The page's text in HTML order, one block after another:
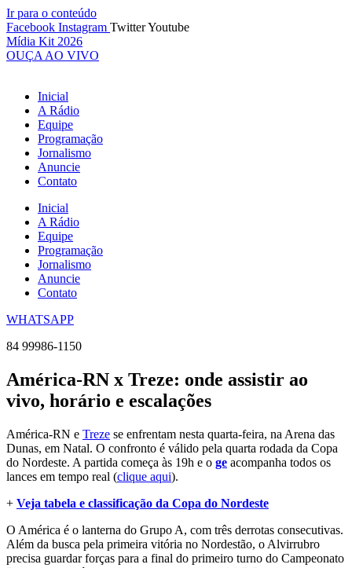
Ir para o conteúdo
Facebook Instagram TwitterYoutube
Mídia Kit 2026
OUÇA AO VIVO
Inicial
A Rádio
Equipe
Programação
Jornalismo
Anuncie
Contato
Inicial
A Rádio
Equipe
Programação
Jornalismo
Anuncie
Contato
WHATSAPP
84 99986-1150
América-RN x Treze: onde assistir ao
vivo, horário e escalações
América-RN e Treze se enfrentam nesta quarta-feira, na Arena das
Dunas, em Natal. O confronto é válido pela quarta rodada da Copa
do Nordeste. A partida começa às 19h e o ge acompanha todos os
lances em tempo real (clique aqui).
+ Veja tabela e classificação da Copa do Nordeste
O América é o lanterna do Grupo A, com três derrotas consecutivas.
Além da busca pela primeira vitória no Nordestão, o Alvirrubro
precisa guardar forças para a final do primeiro turno do Campeonato